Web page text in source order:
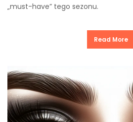
„must-have” tego sezonu.
Read More